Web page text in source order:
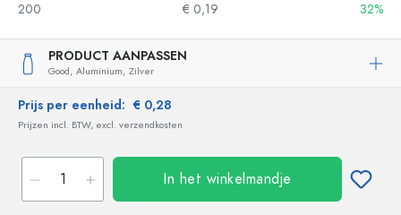
200
€ 0,19 32%
PRODUCT AANPASSEN
Good, Aluminium, Zilver
Prijs per eenheid: € 0,28
Prijzen incl. BTW, excl. verzendkosten
In het winkelmandje